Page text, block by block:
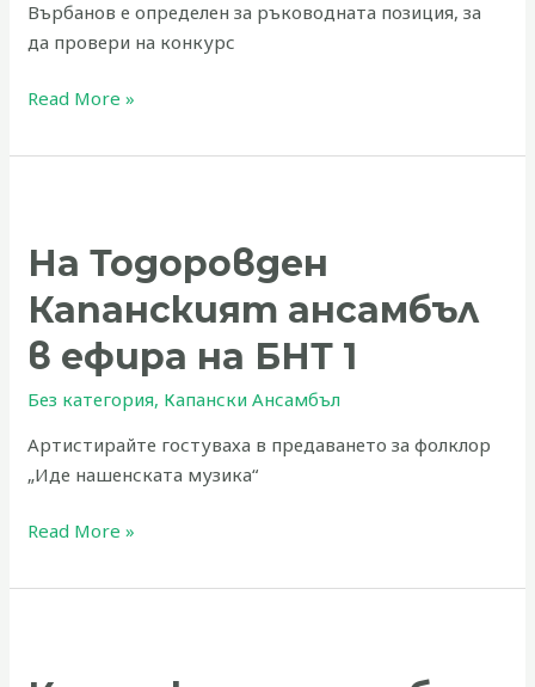
Върбанов е определен за ръководната позиция, за
да провери на конкурс
Read More »
На Тодоровден
Капанският ансамбъл
в ефира на БНТ 1
Без категория, Капански Ансамбъл
Артистирайте гостуваха в предаването за фолклор
„Иде нашенската музика“
Капанският
в
ефира
на
БНТ
1
Read More »